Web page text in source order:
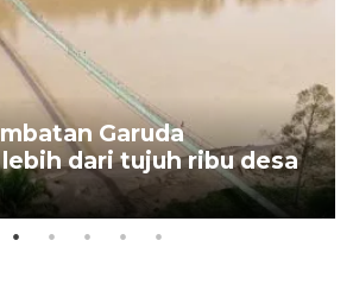
Garuda
dari tujuh ribu desa